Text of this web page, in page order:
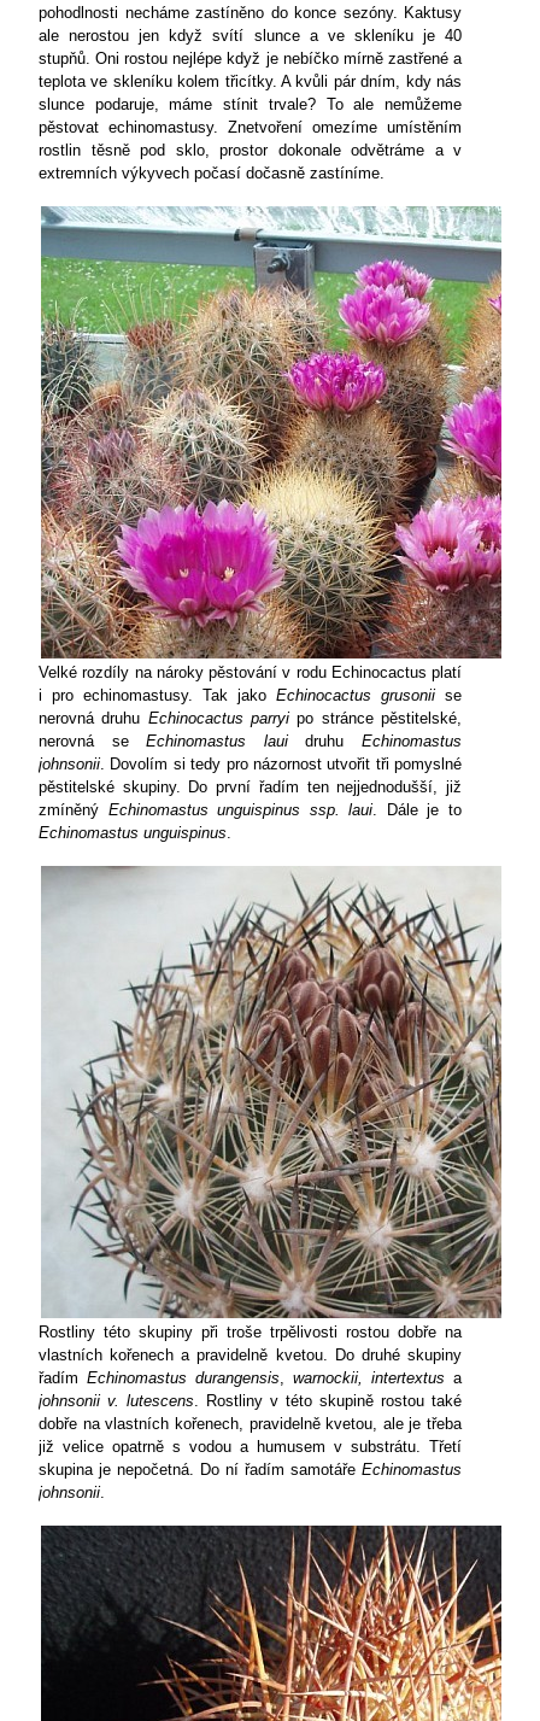
pohodlnosti necháme zastíněno do konce sezóny. Kaktusy
ale nerostou jen když svítí slunce a ve skleníku je 40
stupňů. Oni rostou nejlépe když je nebíčko mírně zastřené a
teplota ve skleníku kolem třicítky. A kvůli pár dním, kdy nás
slunce podaruje, máme stínit trvale? To ale nemůžeme
pěstovat echinomastusy. Znetvoření omezíme umístěním
rostlin těsně pod sklo, prostor dokonale odvětráme a v
extremních výkyvech počasí dočasně zastíníme.
Velké rozdíly na nároky pěstování v rodu Echinocactus platí
i pro echinomastusy. Tak jako Echinocactus grusonii se
nerovná druhu Echinocactus parryi po stránce pěstitelské,
nerovná seEchinomastus lauidruhuEchinomastus
johnsonii. Dovolím si tedy pro názornost utvořit tři pomyslné
pěstitelské skupiny. Do první řadím ten nejjednodušší, již
zmíněný Echinomastus unguispinus ssp. laui. Dále je to
Echinomastus unguispinus.
Rostliny této skupiny při troše trpělivosti rostou dobře na
vlastních kořenech a pravidelně kvetou. Do druhé skupiny
řadím Echinomastus durangensis, warnockii, intertextus a
johnsonii v. lutescens. Rostliny v této skupině rostou také
dobře na vlastních kořenech, pravidelně kvetou, ale je třeba
již velice opatrně s vodou a humusem v substrátu. Třetí
skupina je nepočetná. Do ní řadím samotáře Echinomastus
johnsonii.